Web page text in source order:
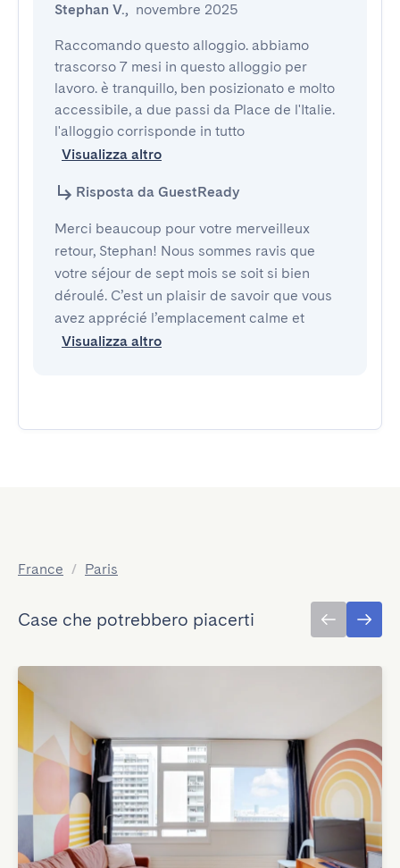
Stephan V., novembre 2025
Raccomando questo alloggio. abbiamo
trascorso 7 mesi in questo alloggio per
lavoro. è tranquillo, ben posizionato e molto
accessibile, a due passi da Place de l'Italie.
l'alloggio corrisponde in tutto
Visualizza altro
Risposta da GuestReady
Merci beaucoup pour votre merveilleux
retour, Stephan! Nous sommes ravis que
votre séjour de sept mois se soit si bien
déroulé. C’est un plaisir de savoir que vous
avez apprécié l’emplacement calme et
Visualizza altro
France / Paris
Case che potrebbero piacerti